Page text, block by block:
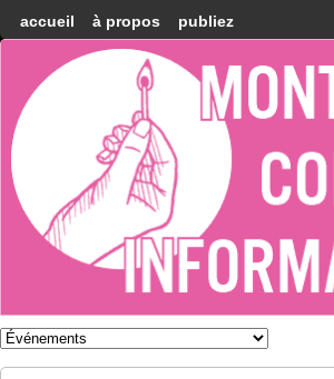
accueil à propos publiez
Montréal
Counter-
information